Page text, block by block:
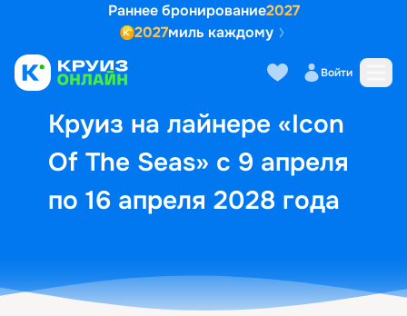
Раннее бронирование2027
2027миль каждому
Войти
Круиз на лайнере «Icon
Of The Seas» с 9 апреля
по 16 апреля 2028 года
Выбор кают Маршрут и